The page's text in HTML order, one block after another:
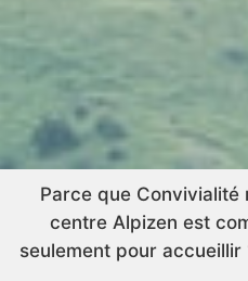
Parce que
centre Alpizen est
seulement pour accueillir